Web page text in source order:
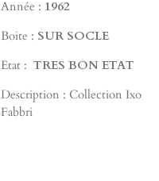
Année : 1962
Boite : SUR SOCLE
Etat : TRES BON ETAT
Description : Collection Ixo
Fabbri